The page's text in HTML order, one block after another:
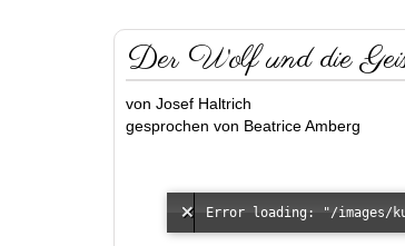
Der Wolf und die
von Josef Haltrich
gesprochen von Beatrice Amberg